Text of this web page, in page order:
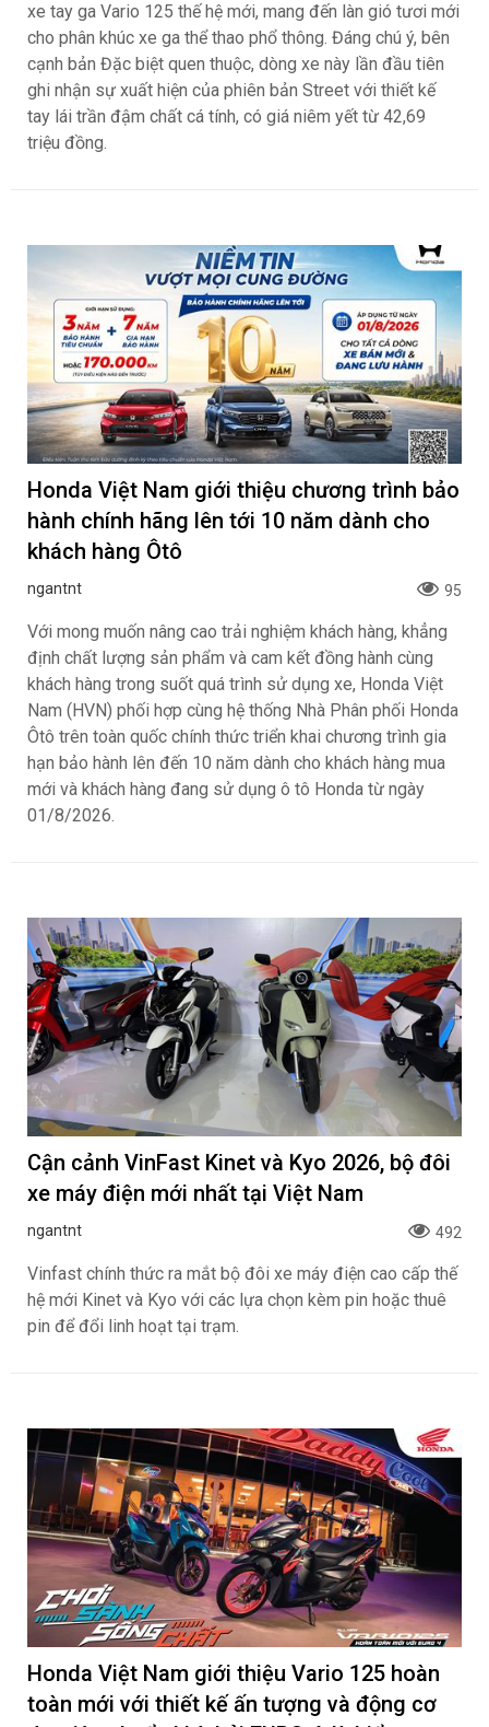
xe tay ga Vario 125 thế hệ mới, mang đến làn gió tươi mới
cho phân khúc xe ga thể thao phổ thông. Đáng chú ý, bên
cạnh bản Đặc biệt quen thuộc, dòng xe này lần đầu tiên
ghi nhận sự xuất hiện của phiên bản Street với thiết kế
tay lái trần đậm chất cá tính, có giá niêm yết từ 42,69
triệu đồng.
Honda Việt Nam giới thiệu chương trình bảo
hành chính hãng lên tới 10 năm dành cho
khách hàng Ôtô
ngantnt 95
Với mong muốn nâng cao trải nghiệm khách hàng, khẳng
định chất lượng sản phẩm và cam kết đồng hành cùng
khách hàng trong suốt quá trình sử dụng xe, Honda Việt
Nam (HVN) phối hợp cùng hệ thống Nhà Phân phối Honda
Ôtô trên toàn quốc chính thức triển khai chương trình gia
hạn bảo hành lên đến 10 năm dành cho khách hàng mua
mới và khách hàng đang sử dụng ô tô Honda từ ngày
01/8/2026.
Cận cảnh VinFast Kinet và Kyo 2026, bộ đôi
xe máy điện mới nhất tại Việt Nam
ngantnt 492
Vinfast chính thức ra mắt bộ đôi xe máy điện cao cấp thế
hệ mới Kinet và Kyo với các lựa chọn kèm pin hoặc thuê
pin để đổi linh hoạt tại trạm.
Honda Việt Nam giới thiệu Vario 125 hoàn
toàn mới với thiết kế ấn tượng và động cơ